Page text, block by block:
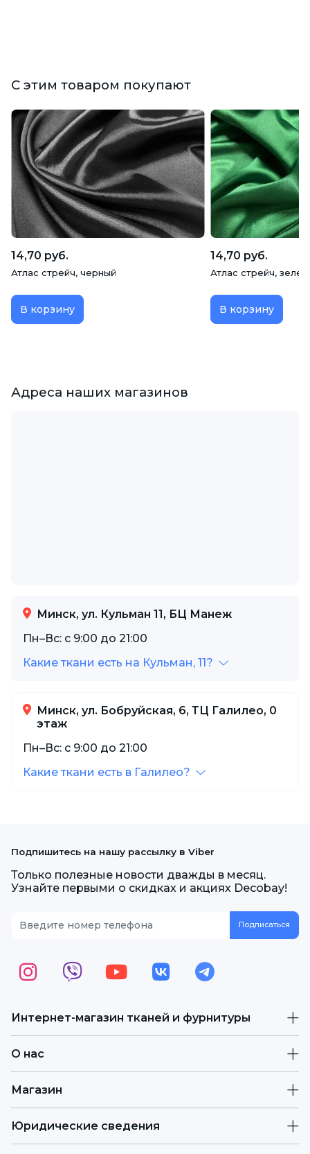
С этим товаром покупают
14,70 руб.
Атлас стрейч, черный
В корзину
14,70 руб.
Атлас стрейч,
В корзину
Адреса наших магазинов
Минск, ул. Кульман 11, БЦ Манеж
Пн–Вс: с 9:00 до 21:00
Какие ткани есть на Кульман, 11?
Минск, ул. Бобруйская, 6, ТЦ Галилео, 0
этаж
Пн–Вс: с 9:00 до 21:00
Какие ткани есть в Галилео?
Интернет-магазин тканей и фурнитуры
О нас
Магазин
Юридические сведения
Подпишитесь на нашу рассылку в Viber
Только полезные новости дважды в месяц.
Узнайте первыми о скидках и акциях Decobay!